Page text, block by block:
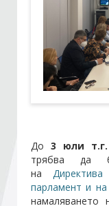
Арбитражен съд
Проекти
Членове
Стани член
До 3 юли
трябва да
на
парламент и
намаляването